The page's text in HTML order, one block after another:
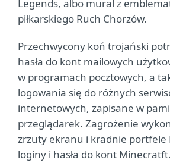
Legends, albo mural z
piłkarskiego Ruch Chorzów.
Przechwycony koń trojański
hasła do kont mailowych
w programach pocztowych, a
logowania się do różnych
internetowych, zapisane w
przeglądarek. Zagrożenie
zrzuty ekranu i kradnie portfele
loginy i hasła do kont